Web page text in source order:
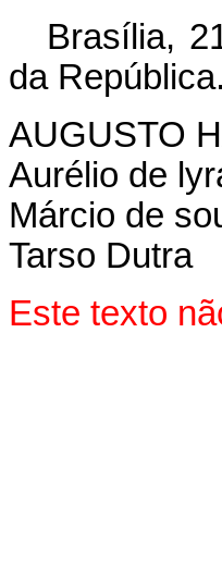
Brasília,
da República.
AUGUSTO
Aurélio de
Márcio de
Tarso Dutra
Este texto